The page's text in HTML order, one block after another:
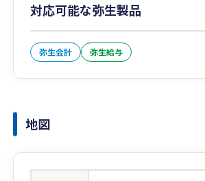
対応可能な弥生製品
弥生会計 弥生給与
地図